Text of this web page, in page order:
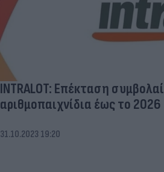
INTRALOT: Επέκταση συμβολαίου με ΟΠΑΠ
αριθμοπαιχνίδια έως το 2026
31.10.2023 19:20